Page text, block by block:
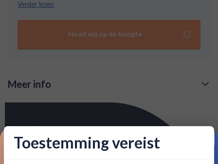
gedistilleerd op het eiland Negros van het beste
goede rum voor de beginnende rum drinker.
Verder lezen
Houd mij op de hoogte
Meer info
Verzending is gratis vanaf€125,-
: voor 15:00, morgen in huis (uitzondering bij
artikel vermeld)
Don Papa is een rum uit de Filipijnen. Ze wordt
gedistilleerd op het eiland Negros van het beste suikerriet.
De rum wordt voor 7 jaar gelagerd op eikenhouten vaten
Toestemming vereist
Proost op je eerste korting!